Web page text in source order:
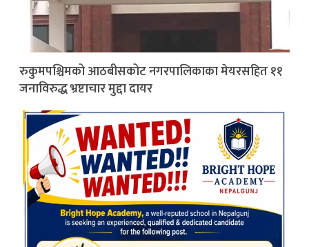
रुकुमपश्चिमको आठबीसकोट नगरपालिकाका मेयरसहित ११
जनाविरुद्ध भ्रष्टाचार मुद्दा दायर